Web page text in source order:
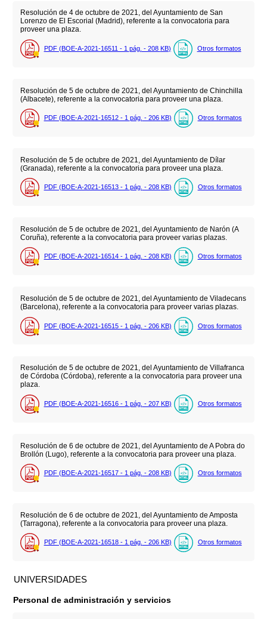
Resolución de 4 de octubre de 2021, del Ayuntamiento de San
Lorenzo de El Escorial (Madrid), referente a la convocatoria para
proveer una plaza.
PDF (BOE-A-2021-16511 - 1 pág. - 208 KB) Otros formatos
Resolución de 5 de octubre de 2021, del Ayuntamiento de Chinchilla
(Albacete), referente a la convocatoria para proveer una plaza.
PDF (BOE-A-2021-16512 - 1 pág. - 206 KB) Otros formatos
Resolución de 5 de octubre de 2021, del Ayuntamiento de Dílar
(Granada), referente a la convocatoria para proveer una plaza.
PDF (BOE-A-2021-16513 - 1 pág. - 208 KB) Otros formatos
Resolución de 5 de octubre de 2021, del Ayuntamiento de Narón (A
Coruña), referente a la convocatoria para proveer varias plazas.
PDF (BOE-A-2021-16514 - 1 pág. - 208 KB) Otros formatos
Resolución de 5 de octubre de 2021, del Ayuntamiento de Viladecans
(Barcelona), referente a la convocatoria para proveer varias plazas.
PDF (BOE-A-2021-16515 - 1 pág. - 206 KB) Otros formatos
Resolución de 5 de octubre de 2021, del Ayuntamiento de Villafranca
de Córdoba (Córdoba), referente a la convocatoria para proveer una
plaza.
PDF (BOE-A-2021-16516 - 1 pág. - 207 KB) Otros formatos
Resolución de 6 de octubre de 2021, del Ayuntamiento de A Pobra do
Brollón (Lugo), referente a la convocatoria para proveer una plaza.
PDF (BOE-A-2021-16517 - 1 pág. - 208 KB) Otros formatos
Resolución de 6 de octubre de 2021, del Ayuntamiento de Amposta
(Tarragona), referente a la convocatoria para proveer una plaza.
PDF (BOE-A-2021-16518 - 1 pág. - 206 KB) Otros formatos
UNIVERSIDADES
Personal de administración y servicios